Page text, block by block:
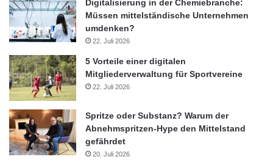
Baumarkt Eigenheim
Gesellschaft für Konsumforschung
Immobilien Modernisierung
Renovierungsausgaben
Digitalisierung in der Chemiebranche:
Müssen mittelständische Unternehmen
umdenken?
22. Juli 2026
5 Vorteile einer digitalen
Mitgliederverwaltung für Sportvereine
22. Juli 2026
Spritze oder Substanz? Warum der
Abnehmspritzen-Hype den Mittelstand
gefährdet
20. Juli 2026